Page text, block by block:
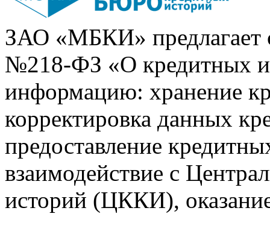
ЗАО «МБКИ» предлагает
№218-ФЗ «О кредитных
информацию: хранение
корректировка данных
предоставление
взаимодействие с
историй (ЦККИ),